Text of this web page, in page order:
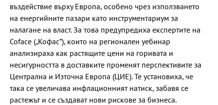
въздействие върху Европа, особено чрез използването
на енергийните пазари като инструментариум за
налагане на власт. За това предупредиха експертите на
Coface („Кофас“), които на регионален уебинар
анализираха как растящите цени на горивата и
несигурността в доставките променят перспективите за
Централна и Източна Европа (ЦИЕ). Те установиха, че
така се увеличава инфлационният натиск, забавя се
растежът и се създават нови рискове за бизнеса.